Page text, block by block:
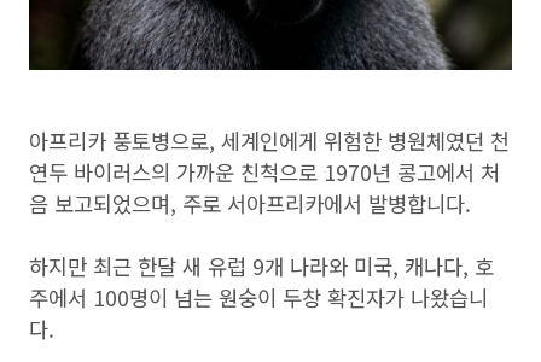
아프리카 풍토병으로, 세계인에게 위험한 병원체였던 천
연두 바이러스의 가까운 친척으로 1970년 콩고에서 처
음 보고되었으며, 주로 서아프리카에서 발병합니다.
하지만 최근 한달 새 유럽 9개 나라와 미국, 캐나다, 호
주에서 100명이 넘는 원숭이 두창 확진자가 나왔습니
다.